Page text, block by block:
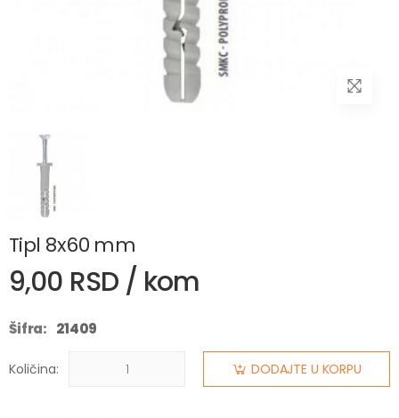
Tipl 8x60 mm
9,00 RSD / kom
Šifra: 21409
Količina: DODAJTE U KORPU